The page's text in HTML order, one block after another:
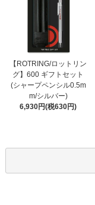
【ROTRING/ロットリン
グ】600 ギフトセット
(シャープペンシル0.5m
m/シルバー)
6,930円(税630円)